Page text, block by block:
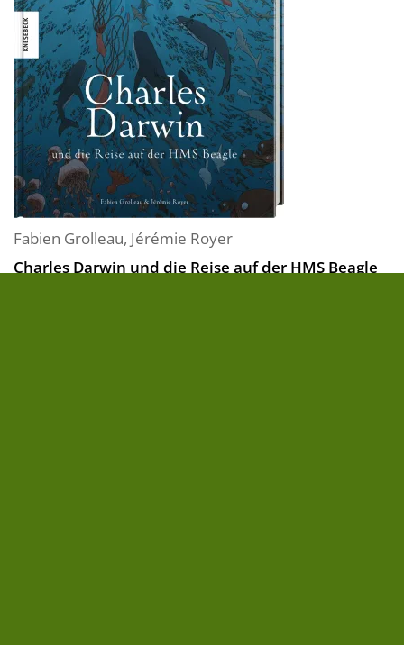
Fabien Grolleau, Jérémie Royer
Charles Darwin und die Reise auf der HMS Beagle